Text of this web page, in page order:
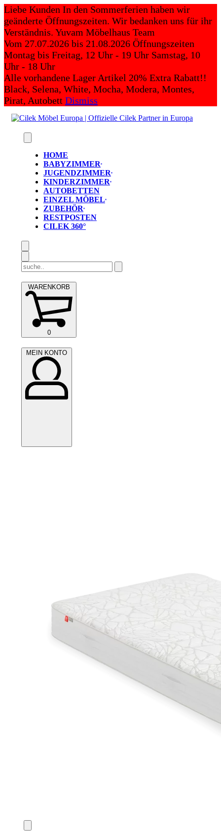
Skip
content
Liebe Kunden In den Sommerferien haben wir
geänderte Öffnungszeiten. Wir bedanken uns für ihr
Verständnis. Yuvam Möbelhaus Team
Vom 27.07.2026 bis 21.08.2026 Öffnungszeiten
Montag bis Freitag, 12 Uhr - 19 Uhr Samstag, 10
Uhr - 18 Uhr
Alle vorhandene Lager Artikel 20% Extra Rabatt!!
Black, Selena, White, Mocha, Modera, Montes,
Pirat, Autobett Dismiss
HOME
BABYZIMMER
JUGENDZIMMER
KINDERZIMMER
AUTOBETTEN
EINZEL MÖBEL
ZUBEHÖR
RESTPOSTEN
CILEK 360°
Search
for:
WARENKORB
0WARENKORB
(0)
MEIN
KONTO
MEIN KONTO